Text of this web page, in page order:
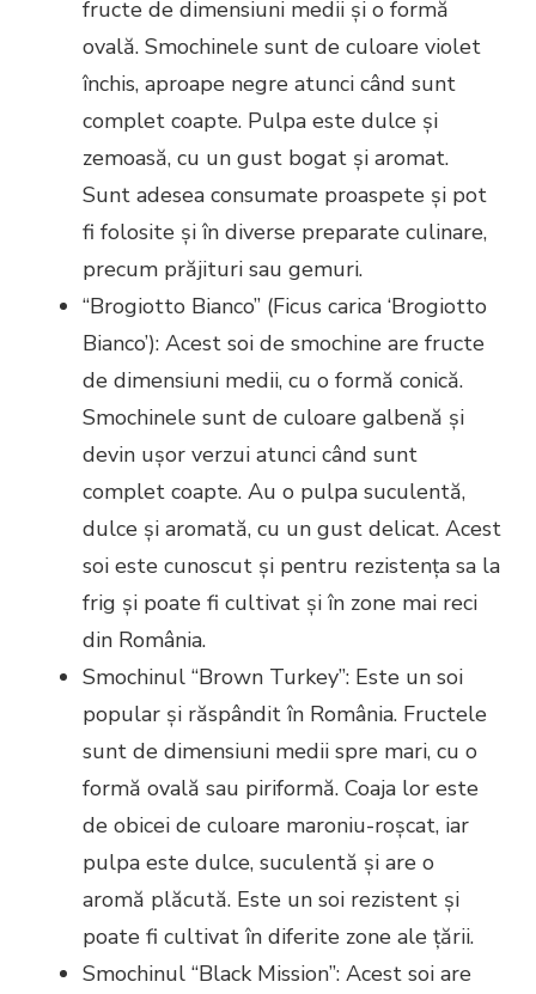
fructe de dimensiuni medii și o formă
ovală. Smochinele sunt de culoare violet
închis, aproape negre atunci când sunt
complet coapte. Pulpa este dulce și
zemoasă, cu un gust bogat și aromat.
Sunt adesea consumate proaspete și pot
fi folosite și în diverse preparate culinare,
precum prăjituri sau gemuri.
“Brogiotto Bianco” (Ficus carica ‘Brogiotto
Bianco’): Acest soi de smochine are fructe
de dimensiuni medii, cu o formă conică.
Smochinele sunt de culoare galbenă și
devin ușor verzui atunci când sunt
complet coapte. Au o pulpa suculentă,
dulce și aromată, cu un gust delicat. Acest
soi este cunoscut și pentru rezistența sa la
frig și poate fi cultivat și în zone mai reci
din România.
Smochinul “Brown Turkey”: Este un soi
popular și răspândit în România. Fructele
sunt de dimensiuni medii spre mari, cu o
formă ovală sau piriformă. Coaja lor este
de obicei de culoare maroniu-roșcat, iar
pulpa este dulce, suculentă și are o
aromă plăcută. Este un soi rezistent și
poate fi cultivat în diferite zone ale țării.
Smochinul “Black Mission”: Acest soi are